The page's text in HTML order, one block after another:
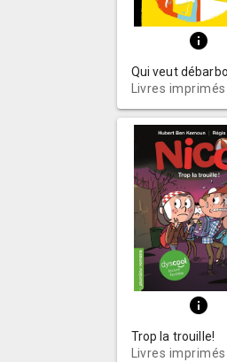
info
Livres imprimés
info
Trop la trouille!
Livres imprimés